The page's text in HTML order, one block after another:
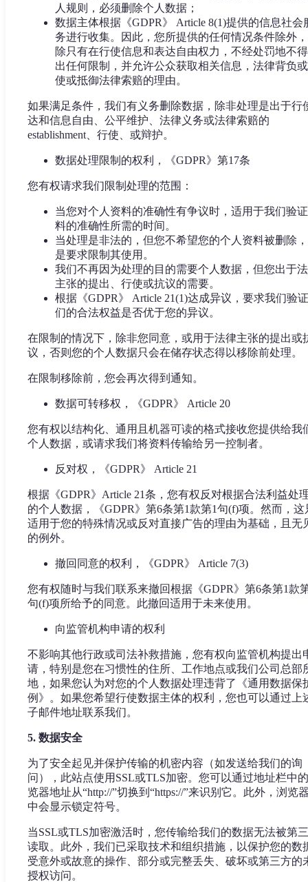
人规则，必须删除个人数据；
数据主体根据《GDPR》 Article 8(1)提供的信息社会
务进行收集。因此，您所提供的任何情况条件除外
除只有在行使信息和表达自由权力，不经处罚地不
出任何限制，并允许公众获取相关信息，法律背负
使或抵御法律索赔的理由。
如果满足条件，我们有义务删除数据，除非处理是出于行
达和信息自由、公平维护、法律义务或法律索赔的
establishment、行使、或辩护。
数据处理限制的权利，《GDPR》第17条
您有权请求我们限制处理的范围：
当您对个人资料的准确性有争议时，适用于我们验
料的准确性所需的时间。
当处理是非法的，但您不希望您的个人资料被删除
是要求限制其使用。
我们不再因为处理的目的需要个人数据，但您出于
主张的提出、行使或抗议的需要。
根据《GDPR》 Article 21(1)达成异议，要求我们验
们的合法权益是否优于您的异议。
在限制的情况下，除非您同意，或用于法律主张的提出或
议，否则您的个人数据只会在储存状态得以移除前处理。
在限制移除前，您会再次得到通知。
数据可转移权，《GDPR》 Article 20
您有权以结构化、通用且机器可读的格式接收您提供给我
个人数据，或请求我们将资料传输给另一控制者。
反对权，《GDPR》 Article 21
根据《GDPR》Article 21条，您有权反对根据合法利益处
的个人数据，《GDPR》第6条第1款第1句(f)项。然而，这
适用于您的特殊情况或反对直接广告的理由为基础，且无
的例外。
撤回同意的权利，《GDPR》 Article 7(3)
您有权随时与我们联系来撤回根据《GDPR》第6条第1款
句(f)项所给予的同意。此撤回适用于未来使用。
向监管机构申请的权利
不影响其他行政或司法补救措施，您有权向监管机构提出
请，特别是您在习惯性的住所、工作地点或我们公司总部
地，如果您认为对您的个人数据处理违背了《通用数据保
例》。如果您希望行使数据主体的权利，您也可以通过上
子邮件地址联系我们。
5. 数据安全
为了安全起见并保护传输的机密内容（如发送给我们的询
问），此站点使用SSL或TLS加密。您可以通过地址栏中
览器地址从“http://”切换到“https://”来识别它。此外，浏览
中会显示锁定符号。
当SSL或TLS加密激活时，您传输给我们的数据无法被第
读取。此外，我们已采取技术和组织措施，以保护您的数
受意外或故意的操作、部分或完整丢失、破坏或第三方的
授权访问。